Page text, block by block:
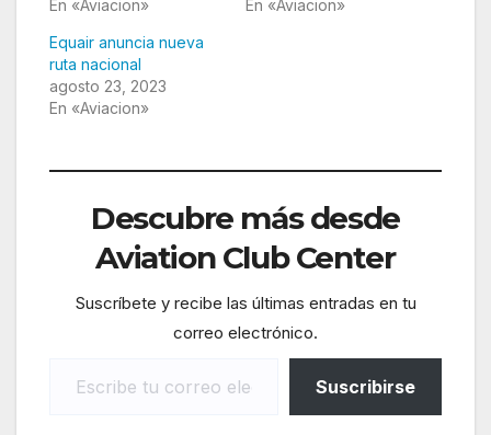
En «Aviacion»
En «Aviacion»
Equair anuncia nueva
ruta nacional
agosto 23, 2023
En «Aviacion»
Descubre más desde
Aviation Club Center
Suscríbete y recibe las últimas entradas en tu
correo electrónico.
Suscribirse